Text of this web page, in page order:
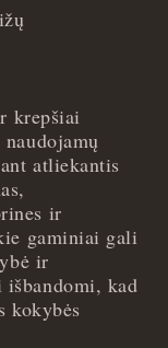
krepšiai
atliekantis
ir
gaminiai gali
ir
išbandomi, kad
kokybės